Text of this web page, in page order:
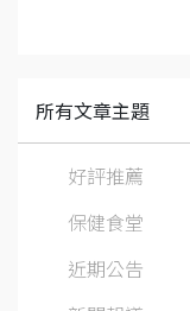
所有文章主題
好評推薦
保健食堂
近期公告